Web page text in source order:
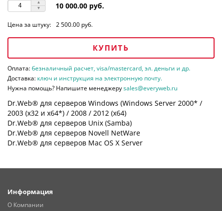
10 000.00 руб.
Цена за штуку: 2 500.00 руб.
КУПИТЬ
Оплата:безналичный расчет, visa/mastercard, эл. деньги и др.
Доставка: ключ и инструкция на электронную почту.
Нужна помощь? Напишите менеджеруsales@everyweb.ru
Dr.Web® для серверов Windows (Windows Server 2000* /
2003 (х32 и х64*) / 2008 / 2012 (х64)
Dr.Web® для серверов Unix (Samba)
Dr.Web® для серверов Novell NetWare
Dr.Web® для серверов Mac OS X Server
Информация
О Компании